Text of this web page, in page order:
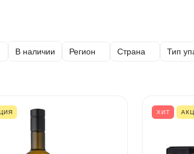
В наличии Регион Страна Тип
ХИТ